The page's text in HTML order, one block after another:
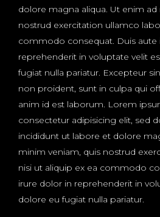
dolore magna aliqua. Ut enim
nostrud exercitation ullamco
commodo consequat. Duis aute
reprehenderit in voluptate velit
fugiat nulla pariatur. Excepteur
non proident, sunt in culpa qui
anim id est laborum. Lorem
consectetur adipisicing elit, sed
incididunt ut labore et dolore
minim veniam, quis nostrud
nisi ut aliquip ex ea commodo
irure dolor in reprehenderit in
dolore eu fugiat nulla pariatur.